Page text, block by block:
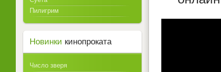
Пилигрим
Новинки кинопроката
Число зверя